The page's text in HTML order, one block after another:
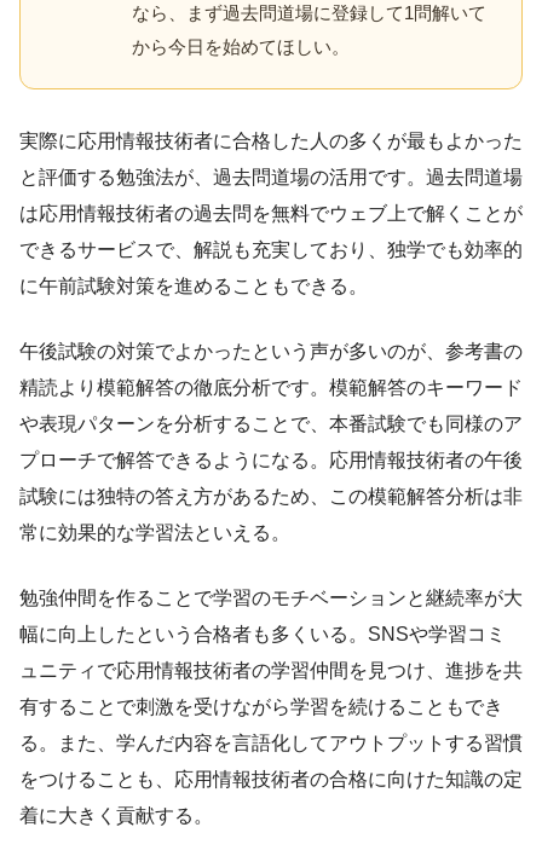
なら、まず過去問道場に登録して1問解いて
から今日を始めてほしい。
実際に応用情報技術者に合格した人の多くが最もよかった
と評価する勉強法が、過去問道場の活用です。過去問道場
は応用情報技術者の過去問を無料でウェブ上で解くことが
できるサービスで、解説も充実しており、独学でも効率的
に午前試験対策を進めることもできる。
午後試験の対策でよかったという声が多いのが、参考書の
精読より模範解答の徹底分析です。模範解答のキーワード
や表現パターンを分析することで、本番試験でも同様のア
プローチで解答できるようになる。応用情報技術者の午後
試験には独特の答え方があるため、この模範解答分析は非
常に効果的な学習法といえる。
勉強仲間を作ることで学習のモチベーションと継続率が大
幅に向上したという合格者も多くいる。SNSや学習コミ
ュニティで応用情報技術者の学習仲間を見つけ、進捗を共
有することで刺激を受けながら学習を続けることもでき
る。また、学んだ内容を言語化してアウトプットする習慣
をつけることも、応用情報技術者の合格に向けた知識の定
着に大きく貢献する。